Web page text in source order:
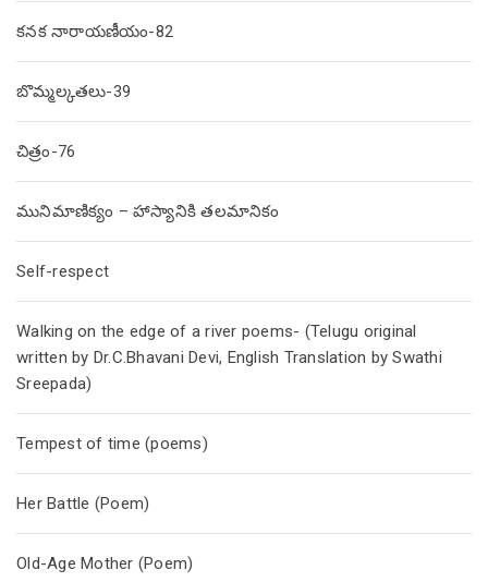
కనక నారాయణీయం-82
బొమ్మల్కతలు-39
చిత్రం-76
మునిమాణిక్యం – హాస్యానికి తలమానికం
Self-respect
Walking on the edge of a river poems- (Telugu original
written by Dr.C.Bhavani Devi, English Translation by Swathi
Sreepada)
Tempest of time (poems)
Her Battle (Poem)
Old-Age Mother (Poem)